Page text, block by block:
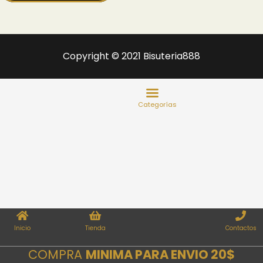
Copyright © 2021 Bisuteria888
Inicio Tienda Contactos
COMPRA MINIMA PARA ENVIO 20$